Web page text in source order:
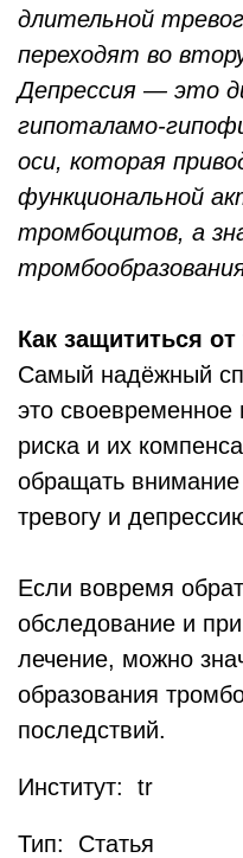
длительной
переходят во
Депрессия — это
гипоталамо-
оси, которая
функциональной
тромбоцитов, а
Как защититься
Самый надёжный
это
риска и их
обращать
тревогу и
Если вовремя
обследование и
лечение, можно
образования
последствий.
Институт: tr
Тип: Статья